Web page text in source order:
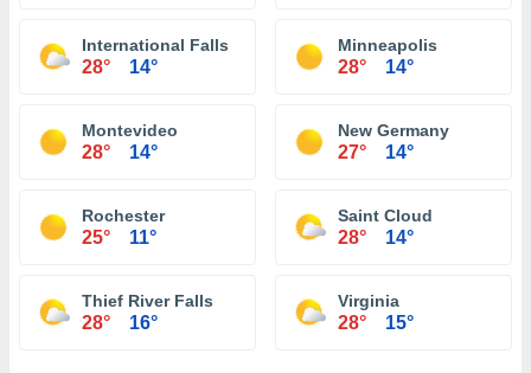
International Falls
28° 14°
Minneapolis
28° 14°
Montevideo
28° 14°
New Germany
27° 14°
Rochester
25° 11°
Saint Cloud
28° 14°
Thief River Falls
28° 16°
Virginia
28° 15°